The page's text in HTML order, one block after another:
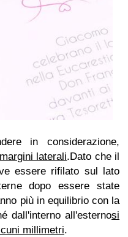
in considerazione,
margini laterali.Dato che il
essere rifilato sul lato
dopo essere state
più in equilibrio con la
dall'interno all'esternosi
millimetri.